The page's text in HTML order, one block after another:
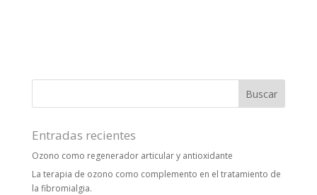
Entradas recientes
Ozono como regenerador articular y antioxidante
La terapia de ozono como complemento en el tratamiento de
la fibromialgia.